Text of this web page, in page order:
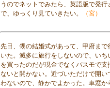
うのでネットでみたら、英語版で発
で、ゆっくり見ていきたい。
（宮）
先日、甥の結婚式があって、甲府ま
いた。滅多に旅行をしないので、い
を買ったのだが現金でなくパスモで
ないと開かない。近づいただけで開
わないので、静かでよかった。車窓